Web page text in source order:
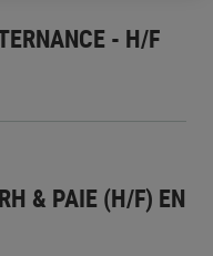
- H/F
& PAIE (H/F) EN